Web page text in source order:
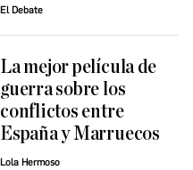
El Debate
La mejor película de
guerra sobre los
conflictos entre
España y Marruecos
Lola Hermoso